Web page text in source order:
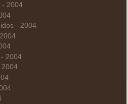
- 2004
- 2004
2004
2004